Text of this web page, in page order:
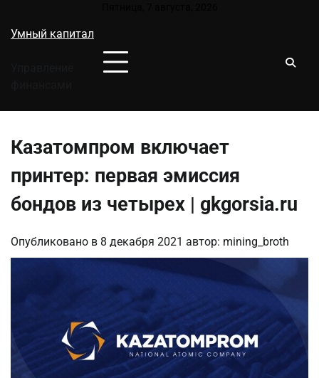
содержимому
Умный капитал
Казатомпром включает
принтер: первая эмиссия
бондов из четырех | gkgorsia.ru
Опубликовано в 8 декабря 2021 автор: mining_broth